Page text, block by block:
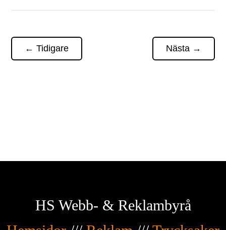
←Tidigare Nästa→
HS Webb- & Reklambyrå